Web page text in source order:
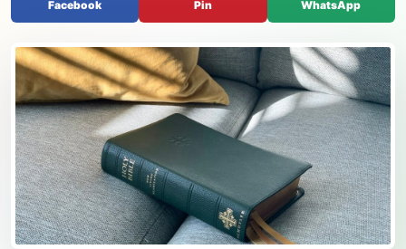
Facebook Pin WhatsApp